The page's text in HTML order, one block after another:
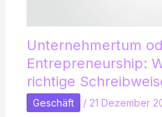
Unternehmertum
Entrepreneurship:
richtige
Geschäft / 21 Dezember